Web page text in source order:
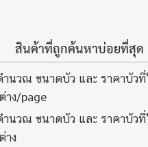
สินค้าที่ถูกค้นหาบ่อยที่สุด
ำนวณ ขนาดบัว และ ราคาบัว
าง/page
ำนวณ ขนาดบัว และ ราคาบัว
าง